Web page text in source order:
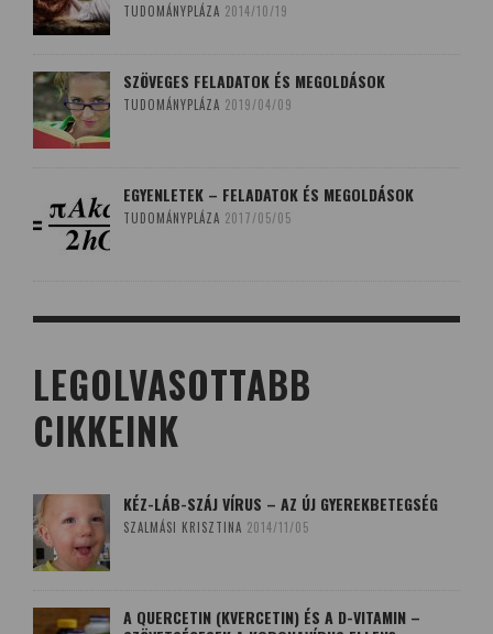
TUDOMÁNYPLÁZA 2014/10/19
SZÖVEGES FELADATOK ÉS MEGOLDÁSOK
TUDOMÁNYPLÁZA 2019/04/09
EGYENLETEK – FELADATOK ÉS MEGOLDÁSOK
TUDOMÁNYPLÁZA 2017/05/05
LEGOLVASOTTABB
CIKKEINK
KÉZ-LÁB-SZÁJ VÍRUS – AZ ÚJ GYEREKBETEGSÉG
SZALMÁSI KRISZTINA 2014/11/05
A QUERCETIN (KVERCETIN) ÉS A D-VITAMIN –